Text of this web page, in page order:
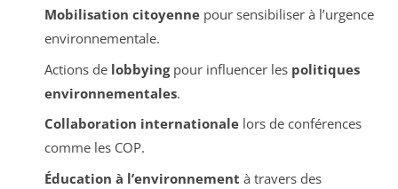
Mobilisation citoyennepour sensibiliser à l’urgence
environnementale.
Actions de lobbyingpour influencer les politiques
environnementales.
Collaboration internationalelors de conférences
comme les COP.
Éducation à l’environnement à travers des